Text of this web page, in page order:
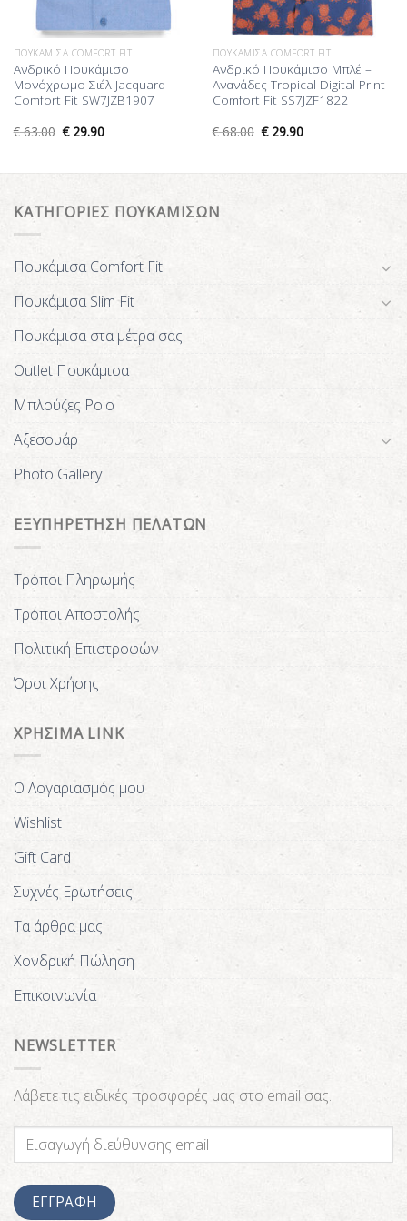
ΠΟΥΚΆΜΙΣΑ COMFORT FIT
Ανδρικό Πουκάμισο
Μονόχρωμο Σιέλ Jacquard
Comfort Fit SW7JZB1907
€63.00 €29.90
ΠΟΥΚΆΜΙΣΑ COMFORT FIT
Ανδρικό Πουκάμισο Μπλέ –
Ανανάδες Tropical Digital Print
Comfort Fit SS7JZF1822
€68.00 €29.90
ΚΑΤΗΓΟΡΙΕΣ ΠΟΥΚΑΜΙΣΩΝ
Πουκάμισα Comfort Fit
Πουκάμισα Slim Fit
Πουκάμισα στα μέτρα σας
Outlet Πουκάμισα
Μπλούζες Polo
Αξεσουάρ
Photo Gallery
ΕΞΥΠΗΡΕΤΗΣΗ ΠΕΛΑΤΩΝ
Τρόποι Πληρωμής
Τρόποι Αποστολής
Πολιτική Επιστροφών
Όροι Χρήσης
ΧΡΗΣΙΜΑ LINK
Ο Λογαριασμός μου
Wishlist
Gift Card
Συχνές Ερωτήσεις
Τα άρθρα μας
Χονδρική Πώληση
Επικοινωνία
NEWSLETTER
Λάβετε τις ειδικές προσφορές μας στο email σας.